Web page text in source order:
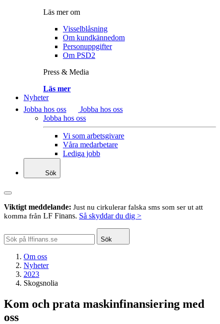
Läs mer om
Visselblåsning
Om kundkännedom
Personuppgifter
Om PSD2
Press & Media
Läs mer
Nyheter
Jobba hos oss
Jobba hos oss
Jobba hos oss
Vi som arbetsgivare
Våra medarbetare
Lediga jobb
Sök
Viktigt meddelande: Just nu cirkulerar falska sms som ser ut att
komma från LF Finans. Så skyddar du dig >
Sök
Om oss
Nyheter
2023
Skogsnolia
Kom och prata maskinfinansiering med
oss